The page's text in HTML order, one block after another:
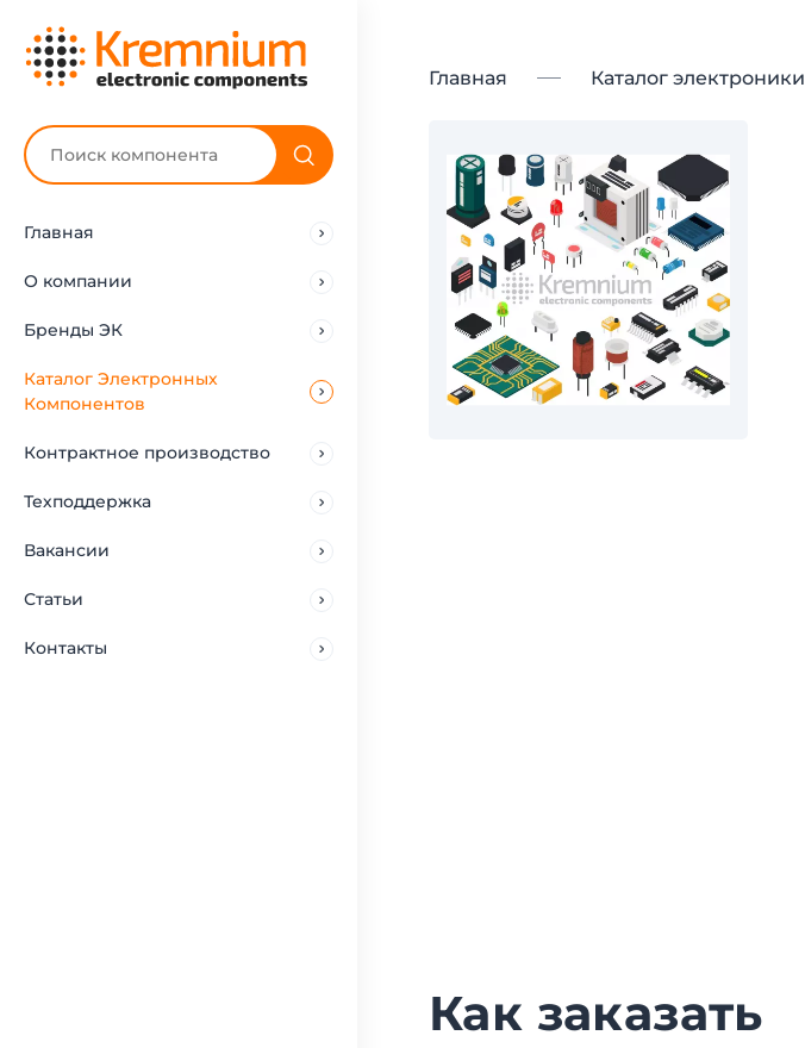
Главная
О компании
Бренды ЭК
Каталог Электронных
Компонентов
Контрактное производство
Техподдержка
Вакансии
Статьи
Контакты
Главная Каталог электроники
Как заказать